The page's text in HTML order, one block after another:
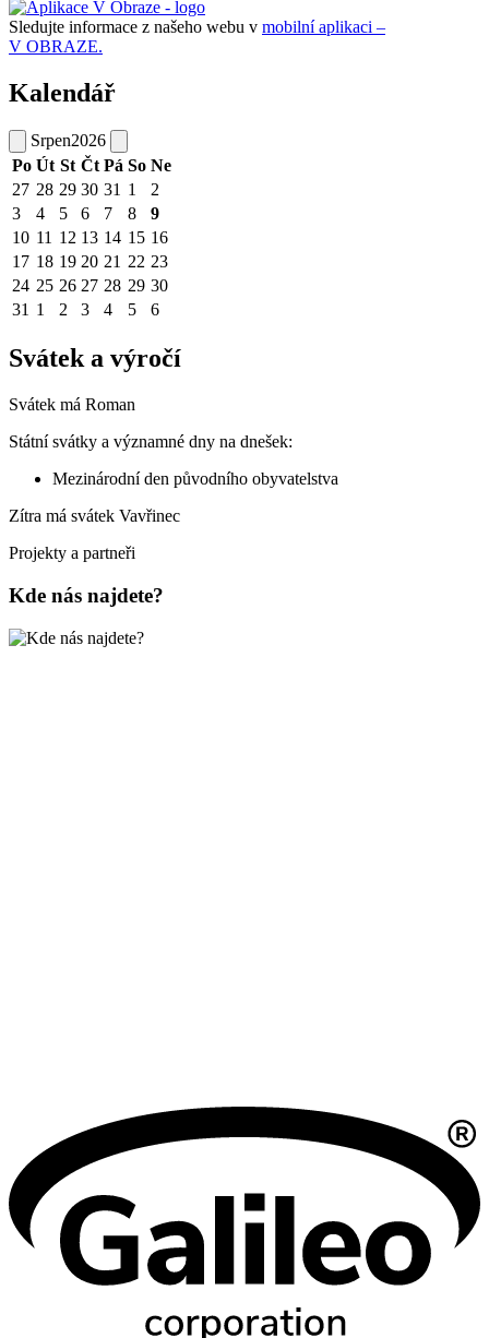
Sledujte informace z našeho webu v mobilní aplikaci –
V OBRAZE.
Kalendář
Srpen2026
Po Út St Čt Pá So Ne
27 28 29 30 31 1
2
3
4 5 6 7 8
9
10 11 12 13 14 15 16
17 18 19 20 21 22 23
24 25 26 27 28 29 30
31 1 2 3 4 5 6
Svátek a výročí
Svátek má Roman
Státní svátky a významné dny na dnešek:
Mezinárodní den původního obyvatelstva
Zítra má svátek Vavřinec
Projekty a partneři
Kde nás najdete?